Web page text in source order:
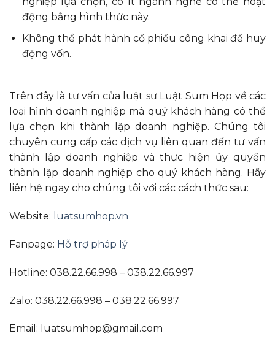
động bằng hình thức này.
Không thể phát hành cố phiếu công khai để huy
động vốn.
Trên đây là tư vấn của luật sư Luật Sum Họp về các
loại hình doanh nghiệp mà quý khách hàng có thể
lựa chọn khi thành lập doanh nghiệp. Chúng tôi
chuyên cung cấp các dịch vụ liên quan đến tư vấn
thành lập doanh nghiệp và thực hiện ủy quyền
thành lập doanh nghiệp cho quý khách hàng. Hãy
liên hệ ngay cho chúng tôi với các cách thức sau:
Website: luatsumhop.vn
Fanpage: Hỗ trợ pháp lý
Hotline: 038.22.66.998 – 038.22.66.997
Zalo: 038.22.66.998 – 038.22.66.997
Email: luatsumhop@gmail.com